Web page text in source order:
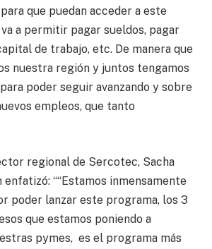
que puedan acceder a este
a permitir pagar sueldos, pagar
de trabajo, etc. De manera que
nuestra región y juntos tengamos
poder seguir avanzando y sobre
empleos, que tanto
regional de Sercotec, Sacha
““Estamos inmensamente
poder lanzar este programa, los 3
que estamos poniendo a
pymes, es el programa más